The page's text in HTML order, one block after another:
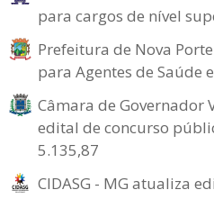
para cargos de nível
Prefeitura de Nova
para Agentes de Saúde
Câmara de Governador
edital de concurso
5.135,87
CIDASG - MG atualiza